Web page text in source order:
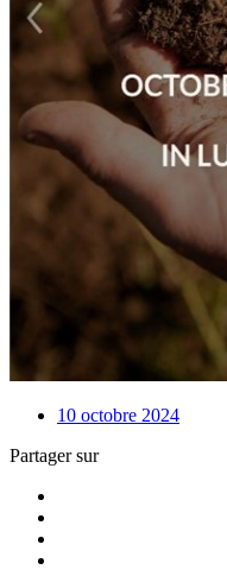
10 octobre 2024
Partager sur